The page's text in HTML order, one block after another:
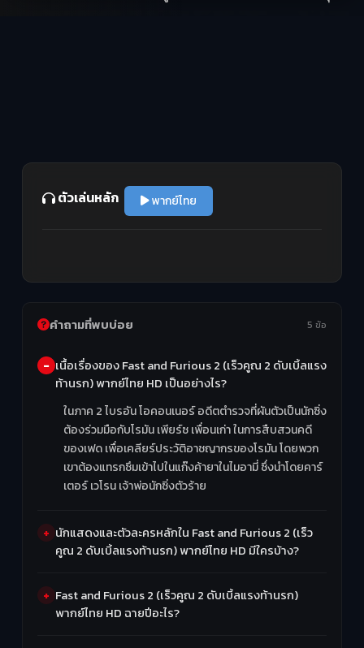
ตัวเล่นหลัก พากย์ไทย
คำถามที่พบบ่อย 5 ข้อ
เนื้อเรื่องของ Fast and Furious 2 (เร็วคูณ 2 ดับเบิ้ลแรง
ท้านรก) พากย์ไทย HD เป็นอย่างไร?
ในภาค 2 ไบรอัน โอคอนเนอร์ อดีตตำรวจที่ผันตัวเป็นนักซิ่ง
ต้องร่วมมือกับโรมัน เพียร์ซ เพื่อนเก่า ในการสืบสวนคดี
ของเฟด เพื่อเคลียร์ประวัติอาชญากรของโรมัน โดยพวก
เขาต้องแทรกซึมเข้าไปในแก๊งค้ายาในไมอามี่ ซึ่งนำโดยคาร์
เตอร์ เวโรน เจ้าพ่อนักซิ่งตัวร้าย
นักแสดงและตัวละครหลักใน Fast and Furious 2 (เร็ว
คูณ 2 ดับเบิ้ลแรงท้านรก) พากย์ไทย HD มีใครบ้าง?
Fast and Furious 2 (เร็วคูณ 2 ดับเบิ้ลแรงท้านรก)
พากย์ไทย HD ฉายปีอะไร?